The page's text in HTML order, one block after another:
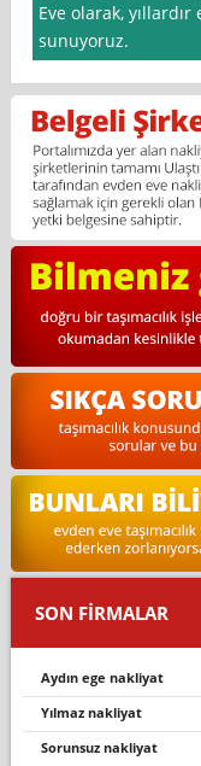
Eve olarak,
sunuyoruz.
SON FİRMALAR
aydın ege nakliyat
yılmaz nakliyat
sorunsuz nakli̇yat